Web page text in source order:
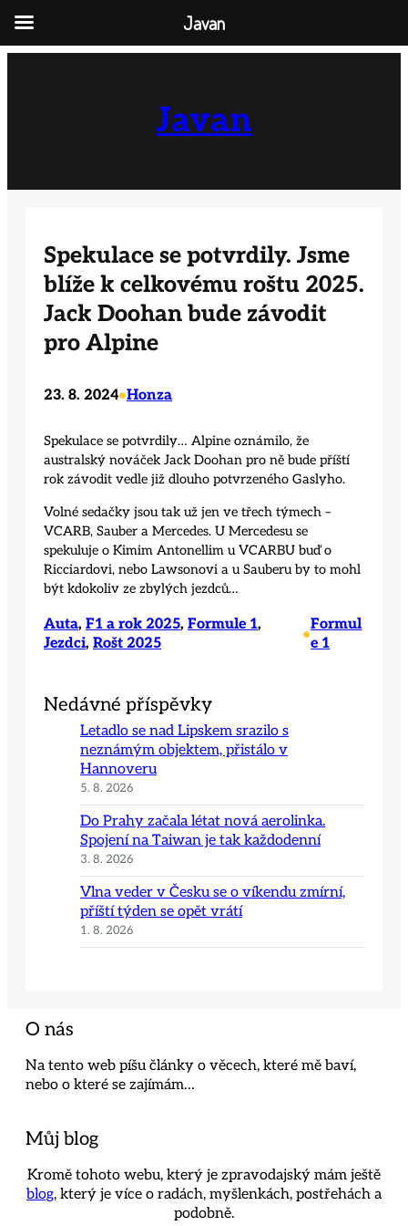
Javan
Spekulace se potvrdily. Jsme
blíže k celkovému roštu 2025.
Jack Doohan bude závodit
pro Alpine
23. 8. 2024•Honza
Spekulace se potvrdily… Alpine oznámilo, že
australský nováček Jack Doohan pro ně bude příští
rok závodit vedle již dlouho potvrzeného Gaslyho.
Volné sedačky jsou tak už jen ve třech týmech –
VCARB, Sauber a Mercedes. U Mercedesu se
spekuluje o Kimim Antonellim u VCARBU buď o
Ricciardovi, nebo Lawsonovi a u Sauberu by to mohl
být kdokoliv ze zbylých jezdců…
Auta, F1 a rok 2025, Formule 1
Jezdci, Rošt 2025
•
Formul
e 1
Nedávné příspěvky
Letadlo se nad Lipskem srazilo s
neznámým objektem, přistálo v
Hannoveru
5. 8. 2026
Do Prahy začala létat nová aerolinka.
Spojení na Taiwan je tak každodenní
3. 8. 2026
Vlna veder v Česku se o víkendu zmírní,
příští týden se opět vrátí
1. 8. 2026
O nás
Na tento web píšu články o věcech, které mě baví,
nebo o které se zajímám…
Můj blog
Kromě tohoto webu, který je zpravodajský mám ještě
blog, který je více o radách, myšlenkách, postřehách a
podobně.
Javan